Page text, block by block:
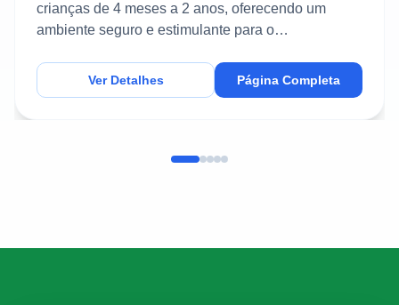
crianças de 4 meses a 2 anos, oferecendo um
ambiente seguro e estimulante para o
Ver Detalhes Página Completa